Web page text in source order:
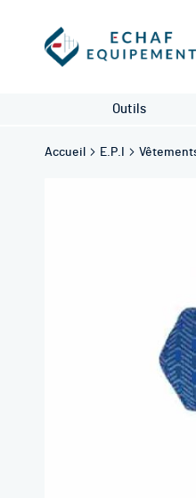
Outils
Accueil E.P.I